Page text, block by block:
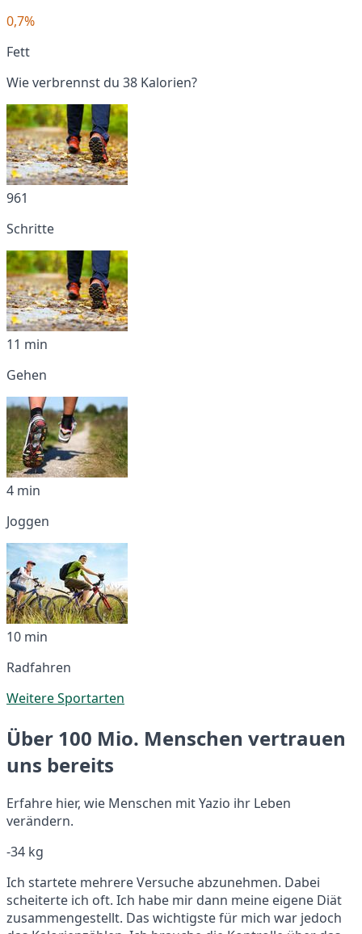
0,7%
Fett
Wie verbrennst du 38 Kalorien?
961
Schritte
11 min
Gehen
4 min
Joggen
10 min
Radfahren
Weitere Sportarten
Über 100 Mio. Menschen vertrauen
uns bereits
Erfahre hier, wie Menschen mit Yazio ihr Leben
verändern.
-34 kg
Ich startete mehrere Versuche abzunehmen. Dabei
scheiterte ich oft. Ich habe mir dann meine eigene Diät
zusammengestellt. Das wichtigste für mich war jedoch